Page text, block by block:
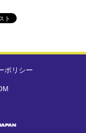
ポリシー